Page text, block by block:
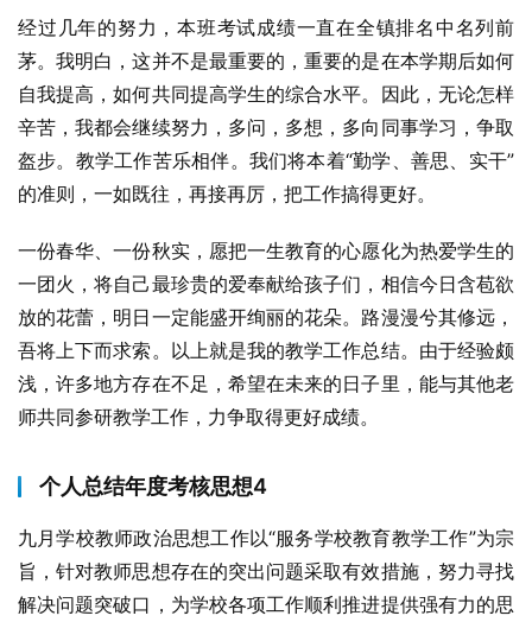
经过几年的努力，本班考试成绩一直在全镇排名中名列前
茅。我明白，这并不是最重要的，重要的是在本学期后如何
自我提高，如何共同提高学生的综合水平。因此，无论怎样
辛苦，我都会继续努力，多问，多想，多向同事学习，争取
盔步。教学工作苦乐相伴。我们将本着“勤学、善思、实干”
的准则，一如既往，再接再厉，把工作搞得更好。
一份春华、一份秋实，愿把一生教育的心愿化为热爱学生的
一团火，将自己最珍贵的爱奉献给孩子们，相信今日含苞欲
放的花蕾，明日一定能盛开绚丽的花朵。路漫漫兮其修远，
吾将上下而求索。以上就是我的教学工作总结。由于经验颇
浅，许多地方存在不足，希望在未来的日子里，能与其他老
师共同参研教学工作，力争取得更好成绩。
个人总结年度考核思想4
九月学校教师政治思想工作以“服务学校教育教学工作”为宗
旨，针对教师思想存在的突出问题采取有效措施，努力寻找
解决问题突破口，为学校各项工作顺利推进提供强有力的思